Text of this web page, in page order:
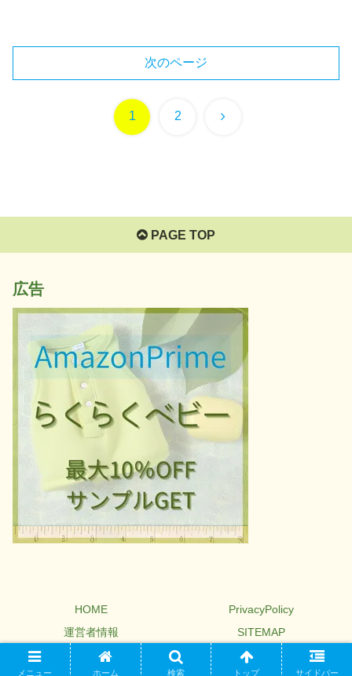
次のページ
1 2 次
PAGE TOP
広告
HOME
PrivacyPolicy
運営者情報
SITEMAP
© 2022-2026 木と花の香り.
メニュー ホーム 検索 トップ サイドバー